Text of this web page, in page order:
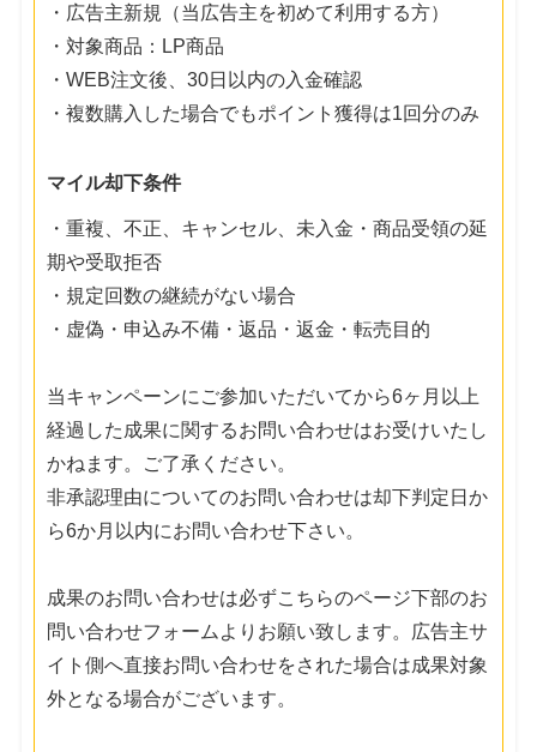
・広告主新規（当広告主を初めて利用する方）
・対象商品：LP商品
・WEB注文後、30日以内の入金確認
・複数購入した場合でもポイント獲得は1回分のみ
マイル却下条件
・重複、不正、キャンセル、未入金・商品受領の延
期や受取拒否
・規定回数の継続がない場合
・虚偽・申込み不備・返品・返金・転売目的
当キャンペーンにご参加いただいてから6ヶ月以上
経過した成果に関するお問い合わせはお受けいたし
かねます。ご了承ください。
非承認理由についてのお問い合わせは却下判定日か
ら6か月以内にお問い合わせ下さい。
成果のお問い合わせは必ずこちらのページ下部のお
問い合わせフォームよりお願い致します。広告主サ
イト側へ直接お問い合わせをされた場合は成果対象
外となる場合がございます。